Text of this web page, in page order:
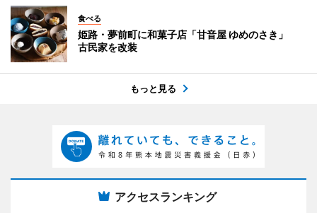
食べる
姫路・夢前町に和菓子店「甘音屋 ゆめのさき」
古民家を改装
もっと見る
アクセスランキング